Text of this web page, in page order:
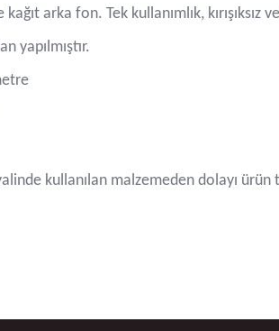
arka fon. Tek kullanımlık,
yapılmıştır.
kullanılan malzemeden dolayı